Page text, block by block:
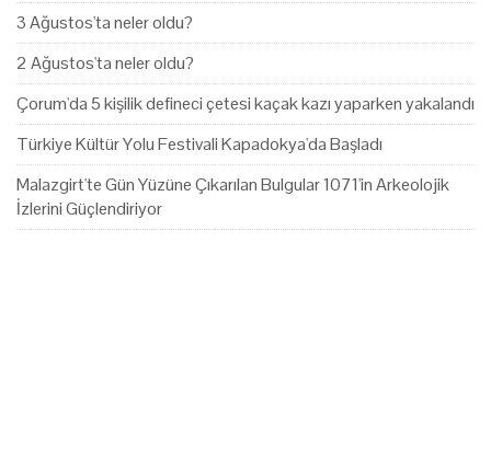
3 Ağustos'ta neler oldu?
2 Ağustos'ta neler oldu?
Çorum'da 5 kişilik defineci çetesi kaçak kazı yaparken yakalandı
Türkiye Kültür Yolu Festivali Kapadokya'da Başladı
Malazgirt'te Gün Yüzüne Çıkarılan Bulgular 1071'in Arkeolojik
İzlerini Güçlendiriyor